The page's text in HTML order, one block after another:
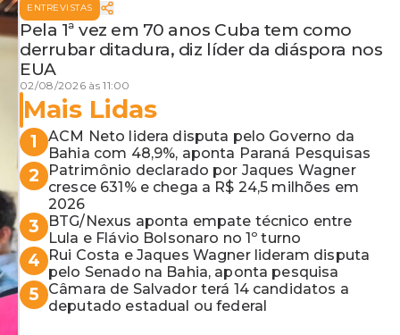
ENTREVISTAS
Pela 1ª vez em 70 anos Cuba tem como
derrubar ditadura, diz líder da diáspora nos
EUA
02/08/2026 às 11:00
Mais Lidas
1
ACM Neto lidera disputa pelo Governo da
Bahia com 48,9%, aponta Paraná Pesquisas
2
Patrimônio declarado por Jaques Wagner
cresce 631% e chega a R$ 24,5 milhões em
2026
3
BTG/Nexus aponta empate técnico entre
Lula e Flávio Bolsonaro no 1º turno
4
Rui Costa e Jaques Wagner lideram disputa
pelo Senado na Bahia, aponta pesquisa
5
Câmara de Salvador terá 14 candidatos a
deputado estadual ou federal